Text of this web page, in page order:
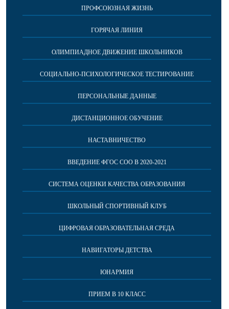
ПРОФСОЮЗНАЯ ЖИЗНЬ
ГОРЯЧАЯ ЛИНИЯ
ОЛИМПИАДНОЕ ДВИЖЕНИЕ ШКОЛЬНИКОВ
СОЦИАЛЬНО-ПСИХОЛОГИЧЕСКОЕ ТЕСТИРОВАНИЕ
ПЕРСОНАЛЬНЫЕ ДАННЫЕ
ДИСТАНЦИОННОЕ ОБУЧЕНИЕ
НАСТАВНИЧЕСТВО
ВВЕДЕНИЕ ФГОС СОО В 2020-2021
СИСТЕМА ОЦЕНКИ КАЧЕСТВА ОБРАЗОВАНИЯ
ШКОЛЬНЫЙ СПОРТИВНЫЙ КЛУБ
ЦИФРОВАЯ ОБРАЗОВАТЕЛЬНАЯ СРЕДА
НАВИГАТОРЫ ДЕТСТВА
ЮНАРМИЯ
ПРИЕМ В 10 КЛАСС